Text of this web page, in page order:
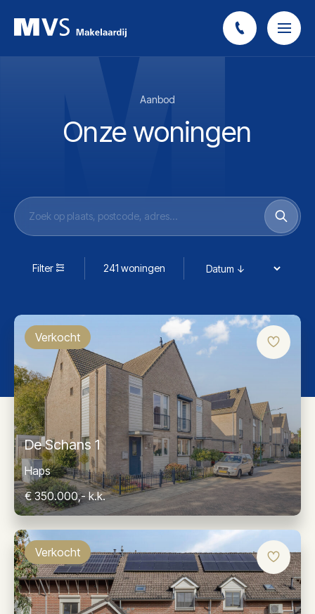
Aanbod
Onze woningen
Filter 241 woningen
Verkocht
De Schans 1
Haps
€ 350.000,- k.k.
Verkocht